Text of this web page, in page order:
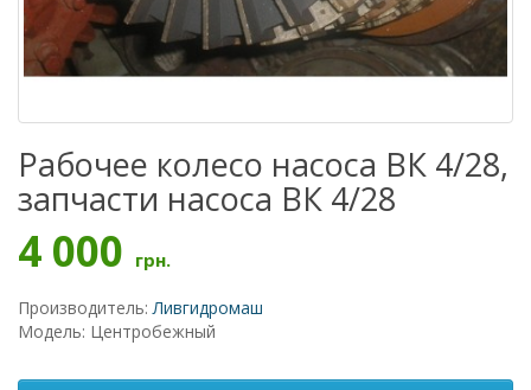
Рабочее колесо насоса ВК 4/28,
запчасти насоса ВК 4/28
4 000 грн.
Производитель:Ливгидромаш
Модель: Центробежный